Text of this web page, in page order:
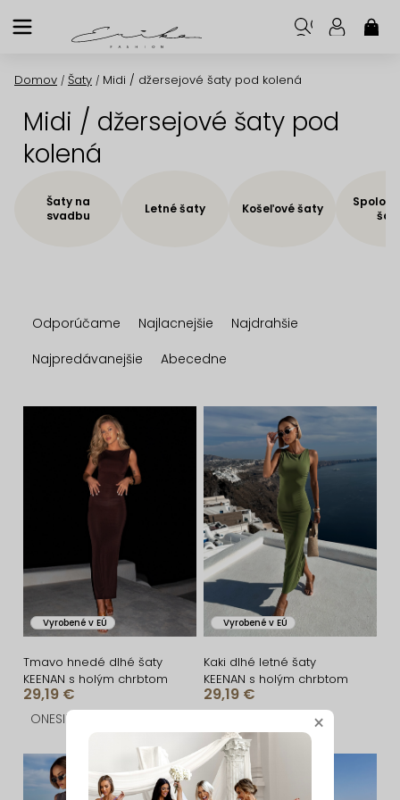
na
Domov / Šaty / Midi / džersejové šaty pod kolená
Midi / džersejové šaty pod
kolená
Šaty na
svadbu
Letné šaty Košeľové šaty
a
d
n
d
u
k
t
o
v
Odporúčame Najlacnejšie
Najdrahšie
Najpredávanejšie
Abecedne
r
o
d
u
k
o
v
Vyrobené v EÚ
Tmavo hnedé dlhé šaty
KEENAN s holým chrbtom
29,19 €
ONESIZE
Vyrobené v EÚ
Kaki dlhé letné šaty
KEENAN s holým chrbtom
29,19 €
×